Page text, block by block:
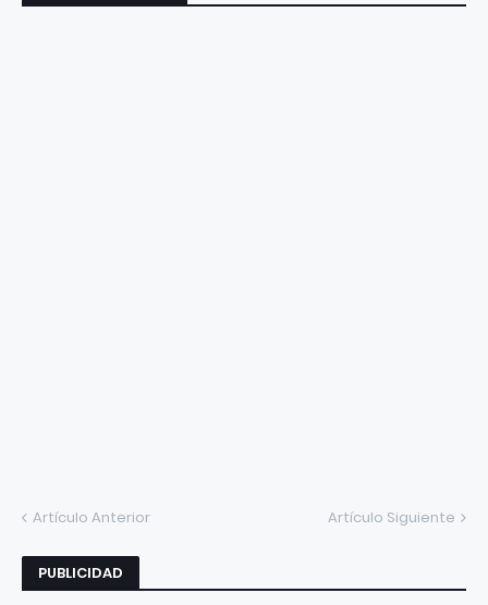
Artículo Anterior Artículo Siguiente
PUBLICIDAD